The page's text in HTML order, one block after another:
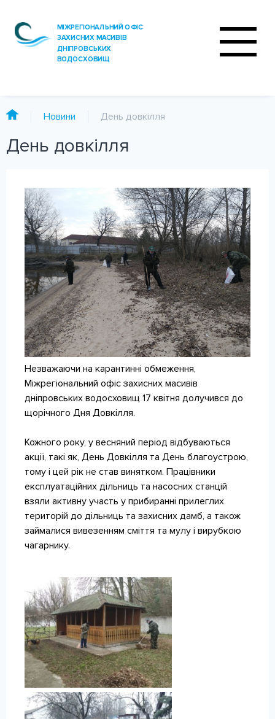
ПРО ОФІС
ПОСЛУГИ
АНАЛІЗ ВОДИ
ПРЕС-ЦЕНТР
КОНТАКТИ
Новини День довкілля
День довкілля
Незважаючи на карантинні обмеження,
Міжрегіональний офіс захисних масивів
дніпровських водосховищ 17 квітня долучився до
щорічного Дня Довкілля.
Кожного року, у весняний період відбуваються
акції, такі як, День Довкілля та День благоустрою,
тому і цей рік не став винятком. Працівники
експлуатаційних дільниць та насосних станцій
взяли активну участь у прибиранні прилеглих
територій до дільниць та захисних дамб, а також
займалися вивезенням сміття та мулу і вирубкою
чагарнику.